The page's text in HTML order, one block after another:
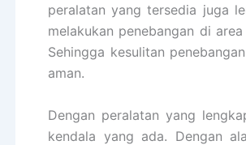
peralatan yang tersedia juga
melakukan penebangan di
Sehingga kesulitan
aman.
Dengan peralatan yang
kendala yang ada. Dengan